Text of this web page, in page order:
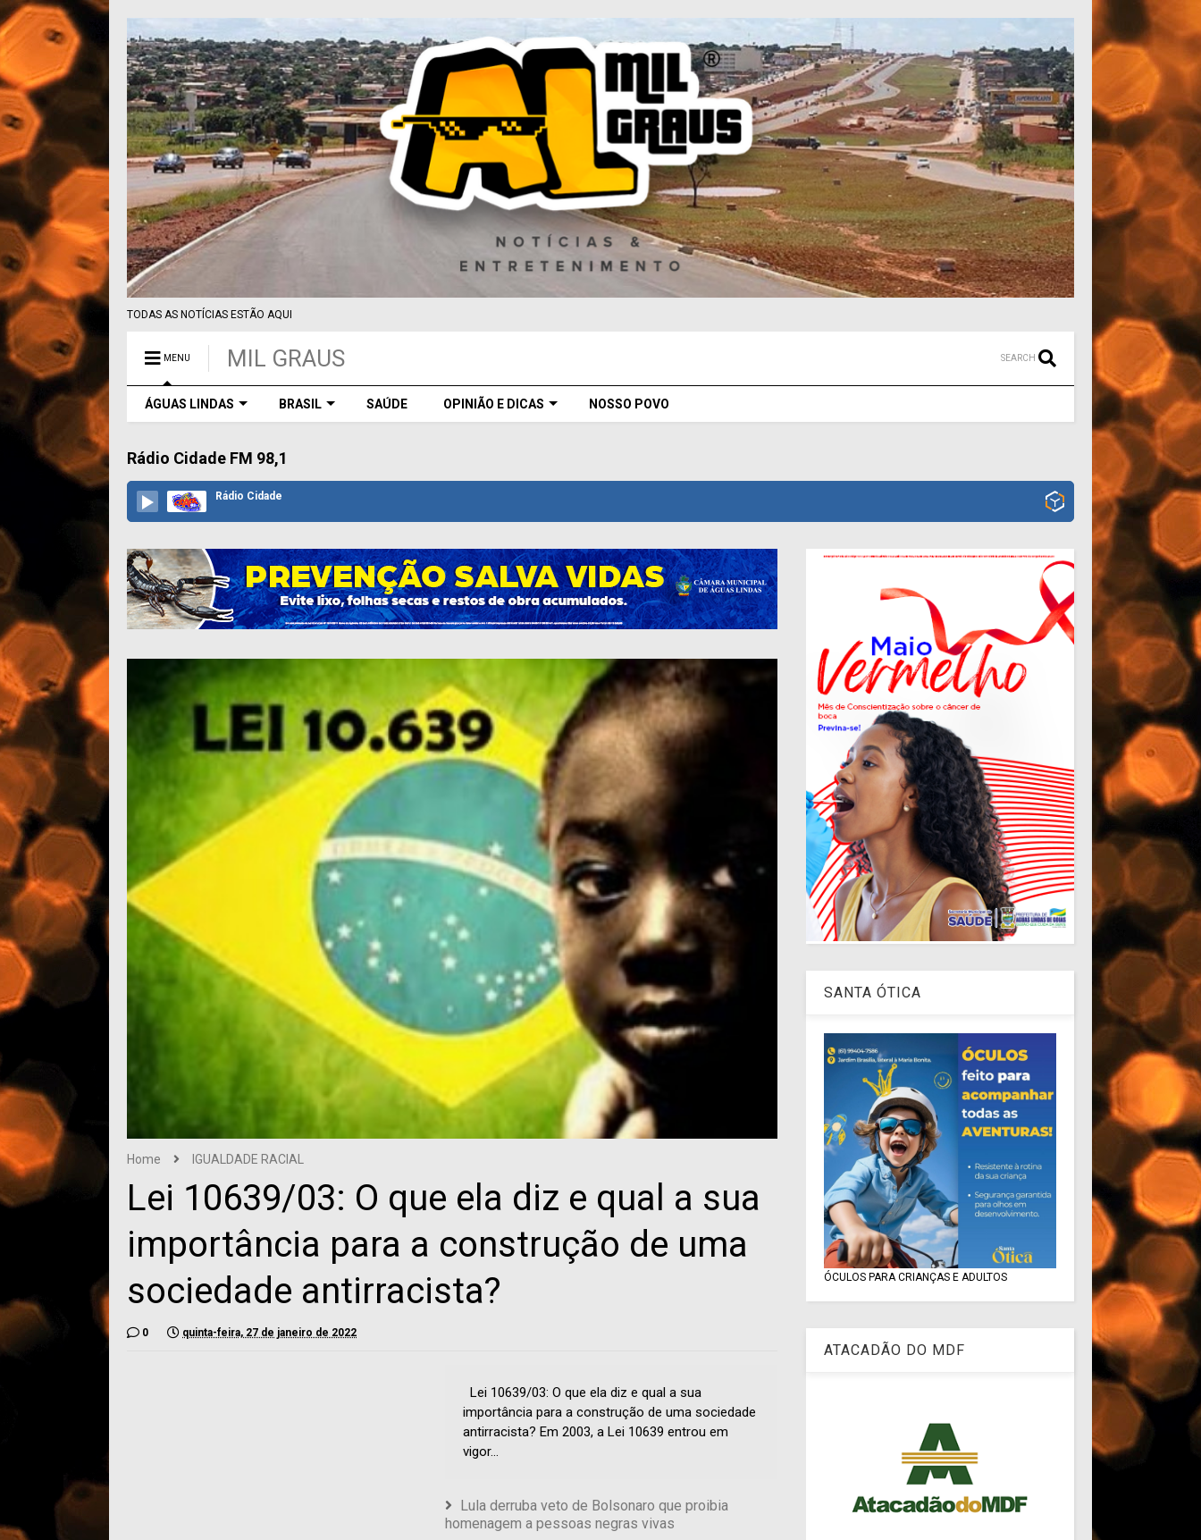
TODAS AS NOTÍCIAS ESTÃO AQUI
MENU MIL GRAUS SEARCH
ÁGUAS LINDAS BRASIL SAÚDE OPINIÃO E DICAS NOSSO POVO
Rádio Cidade FM 98,1
Rádio Cidade
Home IGUALDADE RACIAL
Lei 10639/03: O que ela diz e qual a sua
importância para a construção de uma
sociedade antirracista?
0 quinta-feira, 27 de janeiro de 2022
Lei 10639/03: O que ela diz e qual a sua
importância para a construção de uma sociedade
antirracista? Em 2003, a Lei 10639 entrou em
vigor...
Lula derruba veto de Bolsonaro que proibia
homenagem a pessoas negras vivas
SANTA ÓTICA
ÓCULOS PARA CRIANÇAS E ADULTOS
ATACADÃO DO MDF